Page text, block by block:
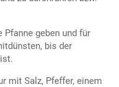
geben und für
bis der
mit Salz, Pfeffer, einem